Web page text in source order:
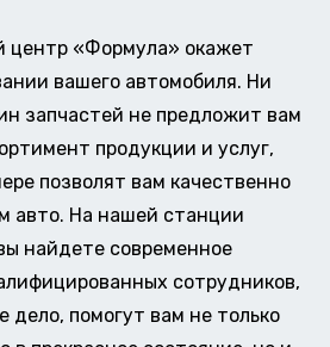
центр «Формула» окажет
вашего автомобиля. Ни
запчастей не предложит вам
продукции и услуг,
позволят вам качественно
авто. На нашей станции
найдете современное
сотрудников,
дело, помогут вам не только